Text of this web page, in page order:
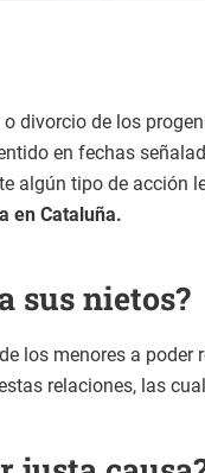
de los
en fechas
tipo de acción
en Cataluña.
sus nietos?
los menores a poder
relaciones, las